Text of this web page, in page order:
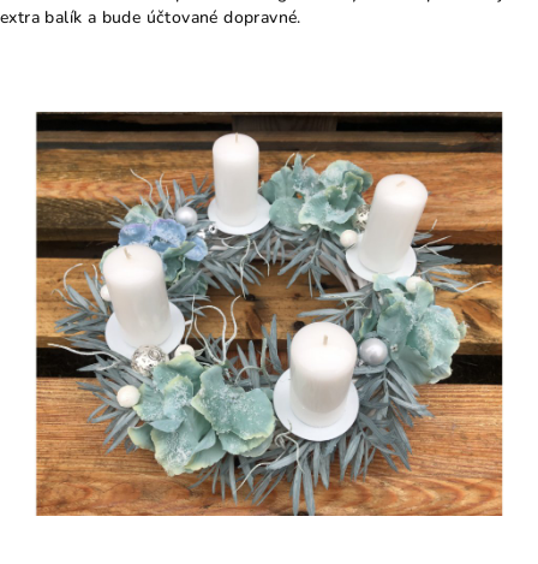
extra balík a bude účtované dopravné.